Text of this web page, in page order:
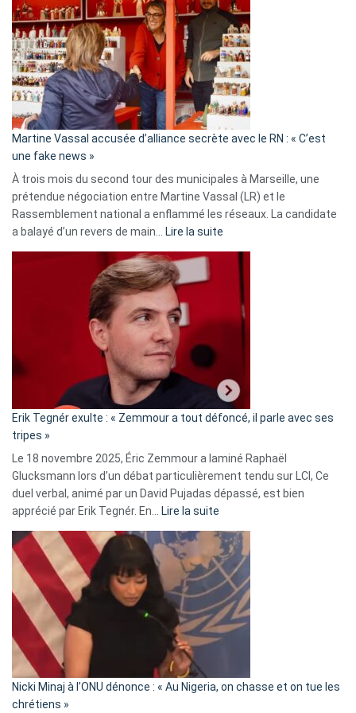
Algérie
Martine Vassal accusée d’alliance secrète avec le RN : « C’est
une fake news »
À trois mois du second tour des municipales à Marseille, une
prétendue négociation entre Martine Vassal (LR) et le
Rassemblement national a enflammé les réseaux. La candidate
a balayé d’un revers de main…
Lire la suite
d’alliance
secrète
«
C’est
fake
news
»
Erik Tegnér exulte : « Zemmour a tout défoncé, il parle avec ses
tripes »
Le 18 novembre 2025, Éric Zemmour a laminé Raphaël
Glucksmann lors d’un débat particulièrement tendu sur LCI, Ce
duel verbal, animé par un David Pujadas dépassé, est bien
apprécié par Erik Tegnér. En…
Lire la suite
Tegnér
exulte
« Zemmour
a
tout
parle
Nicki Minaj à l’ONU dénonce : « Au Nigeria, on chasse et on tue les
chrétiens »